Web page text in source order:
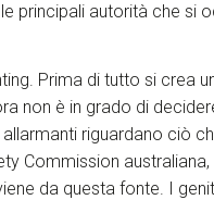
principali autorità che si
Prima di tutto si crea
non è in grado di
riguardano ciò
Commission
da questa fonte. I